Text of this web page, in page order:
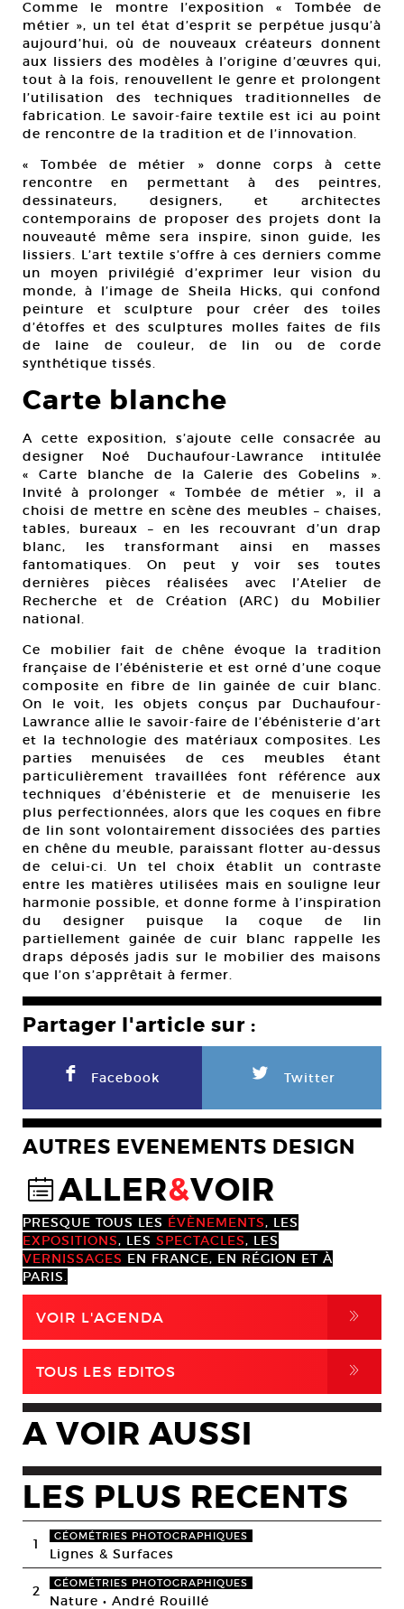
Comme le montre l’exposition « Tombée de
métier », un tel état d’esprit se perpétue jusqu’à
aujourd’hui, où de nouveaux créateurs donnent
aux lissiers des modèles à l’origine d’œuvres qui,
tout à la fois, renouvellent le genre et prolongent
l’utilisation des techniques traditionnelles de
fabrication. Le savoir-faire textile est ici au point
de rencontre de la tradition et de l’innovation.
« Tombée de métier » donne corps à cette
rencontre en permettant à des peintres,
dessinateurs, designers, et architectes
contemporains de proposer des projets dont la
nouveauté même sera inspire, sinon guide, les
lissiers. L’art textile s’offre à ces derniers comme
un moyen privilégié d’exprimer leur vision du
monde, à l’image de Sheila Hicks, qui confond
peinture et sculpture pour créer des toiles
d’étoffes et des sculptures molles faites de fils
de laine de couleur, de lin ou de corde
synthétique tissés.
Carte blanche
A cette exposition, s’ajoute celle consacrée au
designer Noé Duchaufour-Lawrance intitulée
« Carte blanche de la Galerie des Gobelins ».
Invité à prolonger « Tombée de métier », il a
choisi de mettre en scène des meubles – chaises,
tables, bureaux – en les recouvrant d’un drap
blanc, les transformant ainsi en masses
fantomatiques. On peut y voir ses toutes
dernières pièces réalisées avec l’Atelier de
Recherche et de Création (ARC) du Mobilier
national.
Ce mobilier fait de chêne évoque la tradition
française de l’ébénisterie et est orné d’une coque
composite en fibre de lin gainée de cuir blanc.
On le voit, les objets conçus par Duchaufour-
Lawrance allie le savoir-faire de l’ébénisterie d’art
et la technologie des matériaux composites. Les
parties menuisées de ces meubles étant
particulièrement travaillées font référence aux
techniques d’ébénisterie et de menuiserie les
plus perfectionnées, alors que les coques en fibre
de lin sont volontairement dissociées des parties
en chêne du meuble, paraissant flotter au-dessus
de celui-ci. Un tel choix établit un contraste
entre les matières utilisées mais en souligne leur
harmonie possible, et donne forme à l’inspiration
du designer puisque la coque de lin
partiellement gainée de cuir blanc rappelle les
draps déposés jadis sur le mobilier des maisons
que l’on s’apprêtait à fermer.
Partager l'article sur :
F Facebook L Twitter
AUTRES EVENEMENTS DESIGN
@ALLER&VOIR
PRESQUE TOUS LES ÉVÈNEMENTS, LES
EXPOSITIONS, LES SPECTACLES, LES
VERNISSAGES EN FRANCE, EN RÉGION ET À
PARIS.
VOIR L'AGENDA ,
TOUS LES EDITOS ,
A VOIR AUSSI
LES PLUS RECENTS
1 GÉOMÉTRIES PHOTOGRAPHIQUES
Lignes & Surfaces
2 GÉOMÉTRIES PHOTOGRAPHIQUES
Nature • André Rouillé